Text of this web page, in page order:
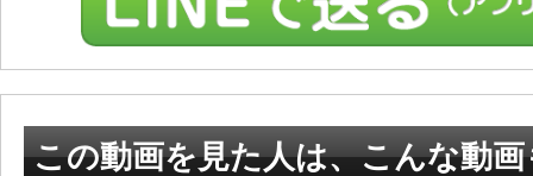
この動画を見た人は、こんな動